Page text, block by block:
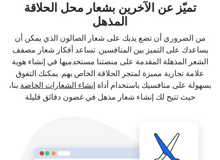
تميّز عن الآخرين بشعار محل الحلاقة
المذهل
من الضروري أن تضع يديك على شعار الصالون الذي يمكن أن
يساعدك على التميز بين المنافسين. تساعد أفكار شعار مصفف
الشعر المذهلة المقدمة على منصتنا مستخدميها في إنشاء هوية
علامة تجارية مميزة لمتجر الحلاقة الخاص بهم. يمكنك التفوق
بسهولة على منافسيك باستخدام أداة إنشاء الشعارات الخاصة بنا،
حيث تتيح لك إنشاء شعار مذهل في غضون دقائق قليلة